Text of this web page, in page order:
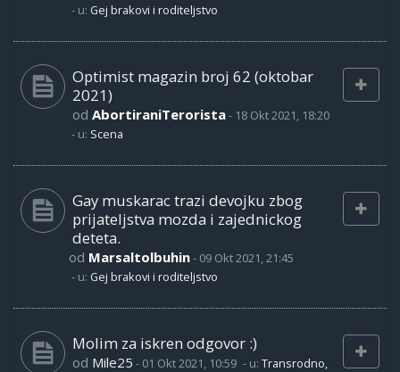
- u: Gej brakovi i roditeljstvo
Optimist magazin broj 62 (oktobar
2021)
od AbortiraniTerorista- 18 Okt 2021, 18:20
- u: Scena
Gay muskarac trazi devojku zbog
prijateljstva mozda i zajednickog
deteta.
od Marsaltolbuhin- 09 Okt 2021, 21:45
- u: Gej brakovi i roditeljstvo
Molim za iskren odgovor :)
od Mile25 - 01 Okt 2021, 10:59 - u: Transrodno,